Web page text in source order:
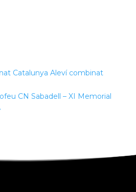
Catalunya Aleví combinat
CN Sabadell – XI Memorial